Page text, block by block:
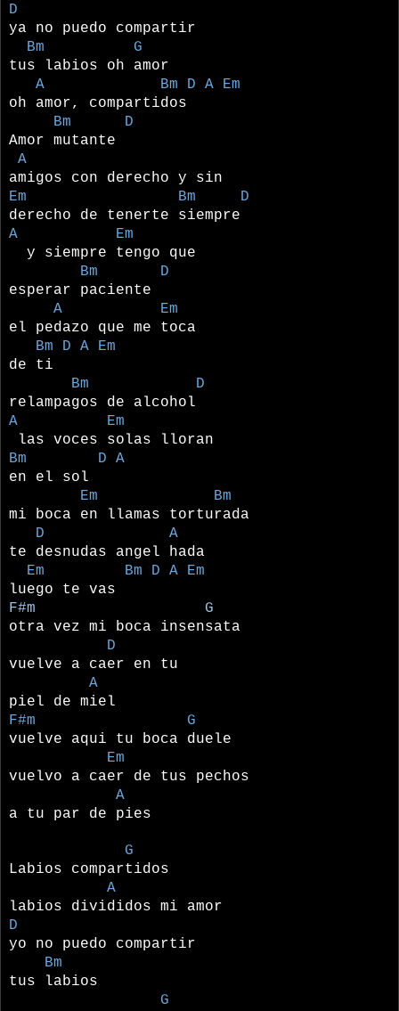
D
ya no puedo compartir
Bm G
tus labios oh amor
A Bm D A Em
oh amor, compartidos
Bm D
Amor mutante
A
amigos con derecho y sin
Em Bm D
derecho de tenerte siempre
A Em
y siempre tengo que
Bm D
esperar paciente
A Em
el pedazo que me toca
Bm D A Em
de ti
Bm D
relampagos de alcohol
A Em
las voces solas lloran
Bm D A
en el sol
Em Bm
mi boca en llamas torturada
D A
te desnudas angel hada
Em Bm D A Em
luego te vas
F#m G
otra vez mi boca insensata
D
vuelve a caer en tu
A
piel de miel
F#m G
vuelve aqui tu boca duele
Em
vuelvo a caer de tus pechos
A
a tu par de pies
G
Labios compartidos
A
labios divididos mi amor
D
yo no puedo compartir
Bm
tus labios
G